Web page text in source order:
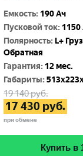
Емкость: 190 Ач
Пусковой ток: 1150
Полярность: L+
Обратная
Гарантия: 12 мес.
Габариты:
19 140руб.
17 430 руб.
при обмене
Купить в